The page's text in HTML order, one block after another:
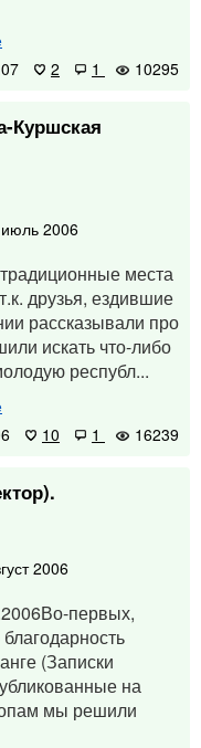
2 1 10295
Куршская
июль 2006
места
друзья, ездившие
рассказывали про
искать что-либо
республ...
10 1 16239
2006
первых,
(Записки
на
мы решили